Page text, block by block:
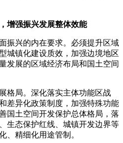
增强振兴发展整体效能
兴的内在要求。必须提升区域
城镇化建设质效，加强边境地区
发展的区域经济布局和国土空间
局。深化落实主体功能区战
差异化政策制度，加强特殊功能
国土空间开发保护总体格局，落
生态保护红线、城镇开发边界等
、精细化用途管制。